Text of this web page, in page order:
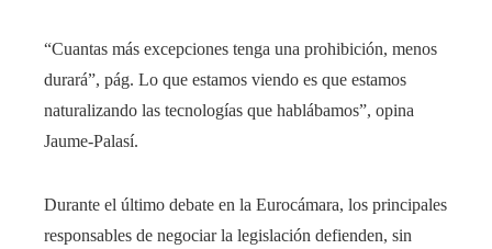
“Cuantas más excepciones tenga una prohibición, menos
durará”, pág. Lo que estamos viendo es que estamos
naturalizando las tecnologías que hablábamos”, opina
Jaume-Palasí.
Durante el último debate en la Eurocámara, los principales
responsables de negociar la legislación defienden, sin